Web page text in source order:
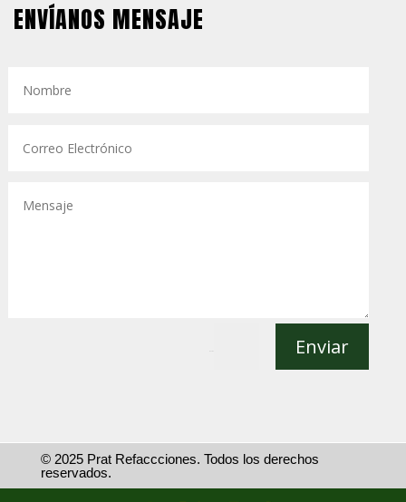
ENVÍANOS MENSAJE
Enviar
© 2025 Prat Refaccciones. Todos los derechos
reservados.